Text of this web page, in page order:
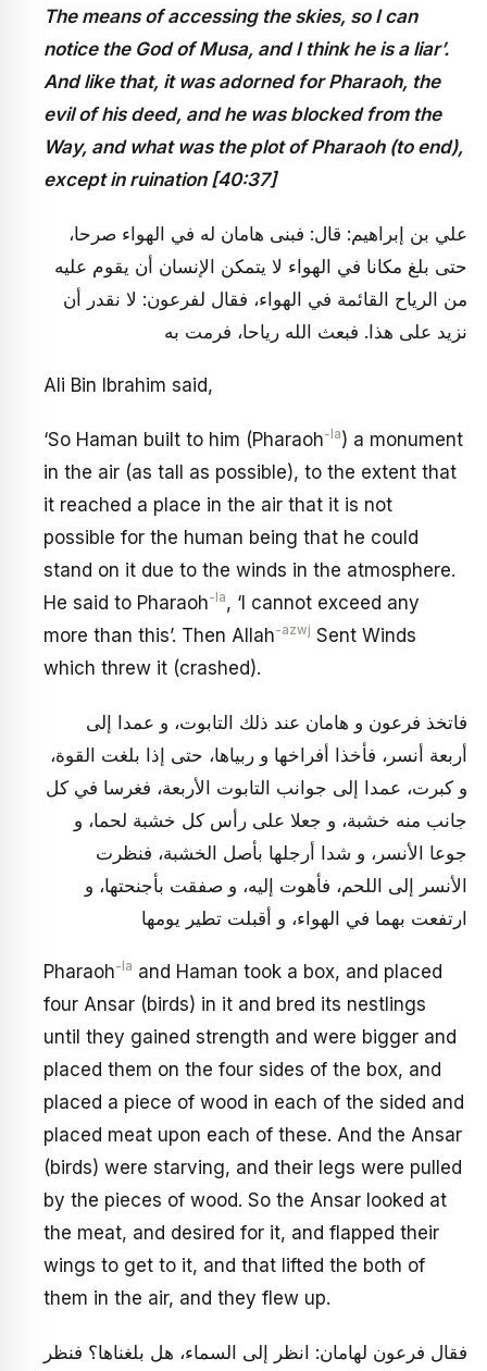
The means of accessing the skies, so I can
notice the God of Musa, and I think he is a liar’.
And like that, it was adorned for Pharaoh, the
evil of his deed, and he was blocked from the
Way, and what was the plot of Pharaoh (to end),
except in ruination [40:37]
علي بن إبراهيم: قال: فبنى هامان له في الهواء صرحا،
حتى بلغ مكانا في الهواء لا يتمكن الإنسان أن يقوم عليه
من الرياح القائمة في الهواء، فقال لفرعون: لا نقدر أن
نزيد على هذا. فبعث الله رياحا، فرمت به
Ali Bin Ibrahim said,
‘So Haman built to him (Pharaoh-la) a monument
in the air (as tall as possible), to the extent that
it reached a place in the air that it is not
possible for the human being that he could
stand on it due to the winds in the atmosphere.
He said to Pharaoh-la, ‘I cannot exceed any
more than this’. Then Allah-azwj Sent Winds
which threw it (crashed).
فاتخذ فرعون و هامان عند ذلك التابوت، و عمدا إلى
أربعة أنسر، فأخذا أفراخها و ربياها، حتى إذا بلغت القوة،
و كبرت، عمدا إلى جوانب التابوت الأربعة، فغرسا في كل
جانب منه خشبة، و جعلا على رأس كل خشبة لحما، و
جوعا الأنسر، و شدا أرجلها بأصل الخشبة، فنظرت
الأنسر إلى اللحم، فأهوت إليه، و صفقت بأجنحتها، و
ارتفعت بهما في الهواء، و أقبلت تطير يومها
Pharaoh-la and Haman took a box, and placed
four Ansar (birds) in it and bred its nestlings
until they gained strength and were bigger and
placed them on the four sides of the box, and
placed a piece of wood in each of the sided and
placed meat upon each of these. And the Ansar
(birds) were starving, and their legs were pulled
by the pieces of wood. So the Ansar looked at
the meat, and desired for it, and flapped their
wings to get to it, and that lifted the both of
them in the air, and they flew up.
فقال فرعون لهامان: انظر إلى السماء، هل بلغناها؟ فنظر